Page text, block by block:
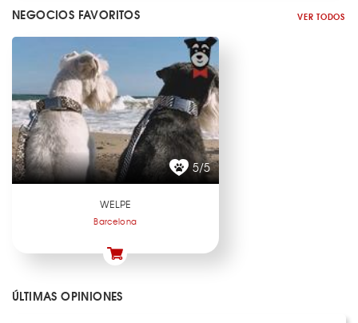
NEGOCIOS FAVORITOS VER TODOS
5/5
WELPE
Barcelona
ÚLTIMAS OPINIONES